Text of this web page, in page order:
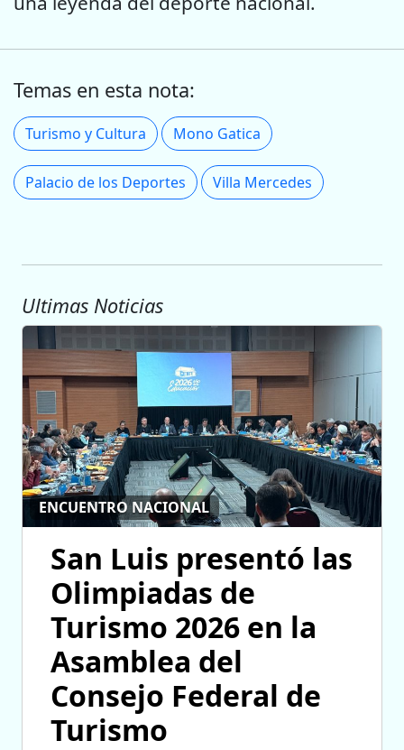
Temas en esta nota:
Turismo y Cultura Mono Gatica
Palacio de los Deportes Villa Mercedes
Ultimas Noticias
ENCUENTRO NACIONAL
San Luis presentó las
Olimpiadas de
Turismo 2026 en la
Asamblea del
Consejo Federal de
Turismo